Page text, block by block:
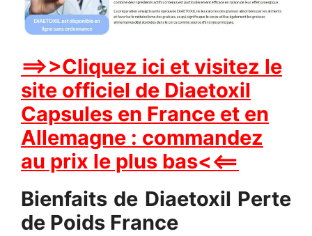
==>>Cliquez ici et visitez le
site officiel de Diaetoxil
Capsules en France et en
Allemagne : commandez
au prix le plus bas<<==
Bienfaits de Diaetoxil Perte
de Poids France